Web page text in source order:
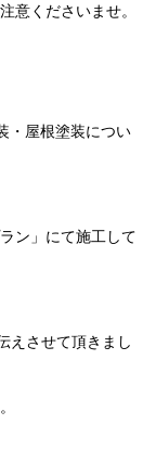
意くださいませ。
・屋根塗装につい
ン」にて施工して
えさせて頂きまし